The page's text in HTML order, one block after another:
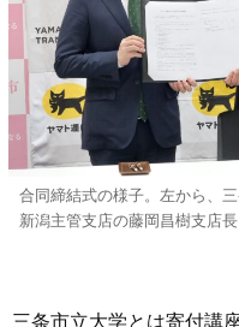
合同締結式の様子。左から、
新潟主管支店の藤岡昌樹支店
三条市立大学とは寄付講